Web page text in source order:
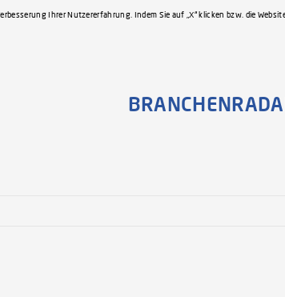
Ihrer Nutzererfahrung. Indem Sie auf „X“ klicken bzw. die